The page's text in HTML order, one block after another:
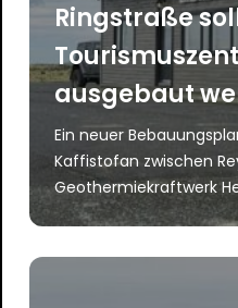
Ringstraße
ausgebaut
Ein neuer
Kaffistofan zwischen
Geothermiekraftwerk